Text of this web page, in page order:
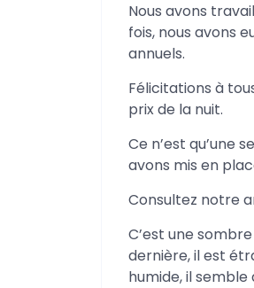
Nous avons
fois, nous avons
annuels.
Félicitations à
prix de la nuit.
Ce n’est qu’une
avons mis en
Consultez notre
C’est une
dernière, il est
humide, il